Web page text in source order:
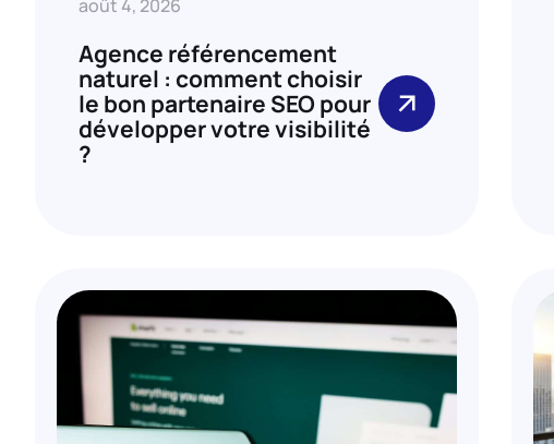
août 4, 2026
Agence référencement
naturel : comment choisir
le bon partenaire SEO pour
développer votre visibilité
?